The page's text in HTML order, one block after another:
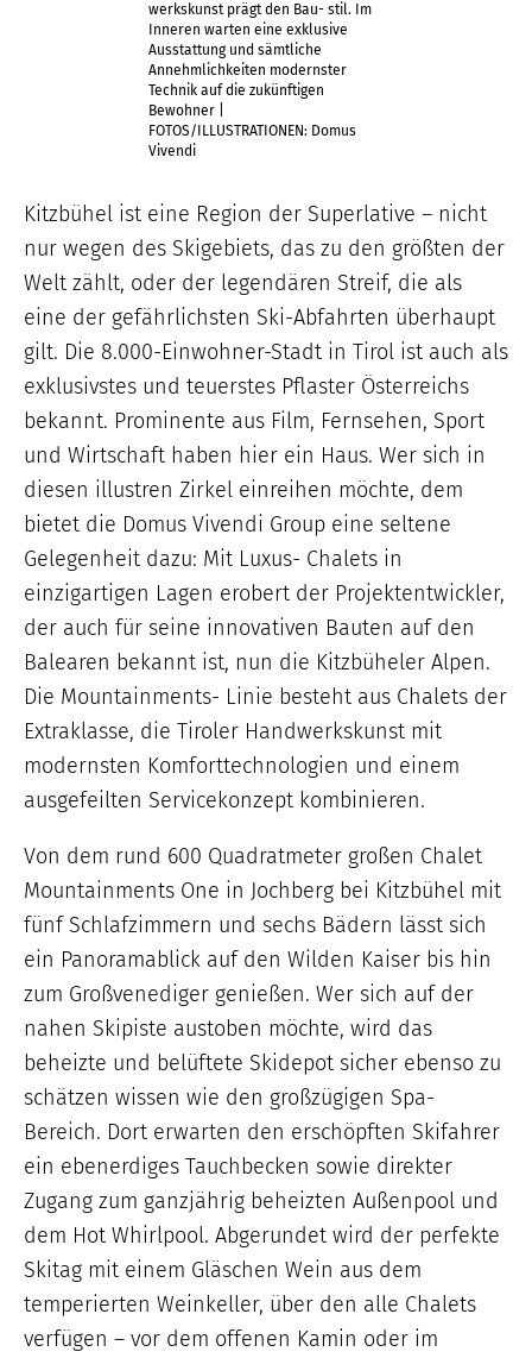
werkskunst prägt den Bau- stil. Im
Inneren warten eine exklusive
Ausstattung und sämtliche
Annehmlichkeiten modernster
Technik auf die zukünftigen
Bewohner |
FOTOS/ILLUSTRATIONEN: Domus
Vivendi
Kitzbühel ist eine Region der Superlative – nicht
nur wegen des Skigebiets, das zu den größten der
Welt zählt, oder der legendären Streif, die als
eine der gefährlichsten Ski-Abfahrten überhaupt
gilt. Die 8.000-Einwohner-Stadt in Tirol ist auch als
exklusivstes und teuerstes Pflaster Österreichs
bekannt. Prominente aus Film, Fernsehen, Sport
und Wirtschaft haben hier ein Haus. Wer sich in
diesen illustren Zirkel einreihen möchte, dem
bietet die Domus Vivendi Group eine seltene
Gelegenheit dazu: Mit Luxus- Chalets in
einzigartigen Lagen erobert der Projektentwickler,
der auch für seine innovativen Bauten auf den
Balearen bekannt ist, nun die Kitzbüheler Alpen.
Die Mountainments- Linie besteht aus Chalets der
Extraklasse, die Tiroler Handwerkskunst mit
modernsten Komforttechnologien und einem
ausgefeilten Servicekonzept kombinieren.
Von dem rund 600 Quadratmeter großen Chalet
Mountainments One in Jochberg bei Kitzbühel mit
fünf Schlafzimmern und sechs Bädern lässt sich
ein Panoramablick auf den Wilden Kaiser bis hin
zum Großvenediger genießen. Wer sich auf der
nahen Skipiste austoben möchte, wird das
beheizte und belüftete Skidepot sicher ebenso zu
schätzen wissen wie den großzügigen Spa-
Bereich. Dort erwarten den erschöpften Skifahrer
ein ebenerdiges Tauchbecken sowie direkter
Zugang zum ganzjährig beheizten Außenpool und
dem Hot Whirlpool. Abgerundet wird der perfekte
Skitag mit einem Gläschen Wein aus dem
temperierten Weinkeller, über den alle Chalets
verfügen – vor dem offenen Kamin oder im